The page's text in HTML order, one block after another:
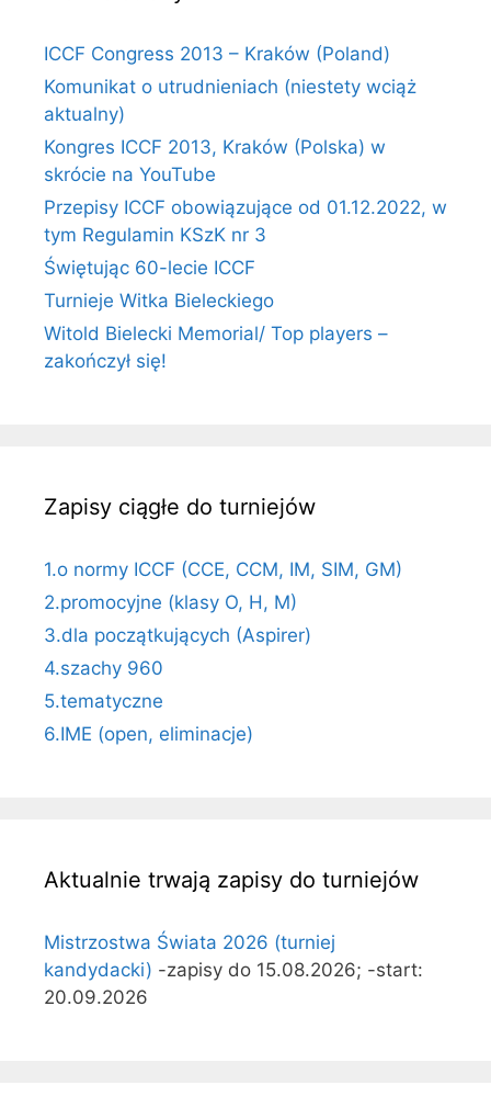
ICCF Congress 2013 – Kraków (Poland)
Komunikat o utrudnieniach (niestety wciąż
aktualny)
Kongres ICCF 2013, Kraków (Polska) w
skrócie na YouTube
Przepisy ICCF obowiązujące od 01.12.2022, w
tym Regulamin KSzK nr 3
Świętując 60-lecie ICCF
Turnieje Witka Bieleckiego
Witold Bielecki Memorial/ Top players –
zakończył się!
Zapisy ciągłe do turniejów
1.o normy ICCF (CCE, CCM, IM, SIM, GM)
2.promocyjne (klasy O, H, M)
3.dla początkujących (Aspirer)
4.szachy 960
5.tematyczne
6.IME (open, eliminacje)
Aktualnie trwają zapisy do turniejów
Mistrzostwa Świata 2026 (turniej
kandydacki) -zapisy do 15.08.2026; -start:
20.09.2026